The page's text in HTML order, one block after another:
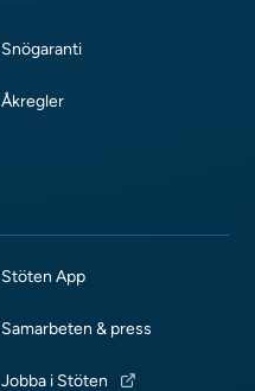
Snögaranti
Åkregler
Stöten App
Samarbeten & press
Jobba i Stöten